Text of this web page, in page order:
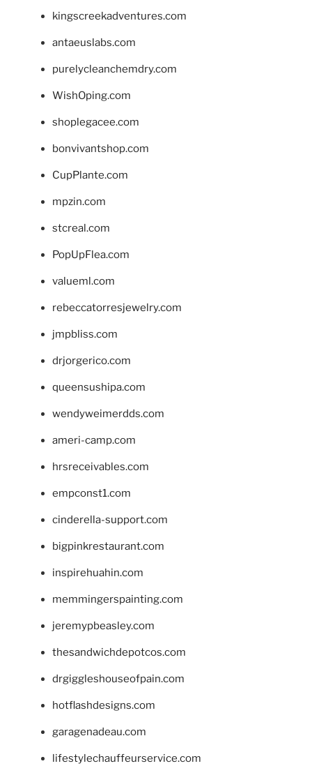
kingscreekadventures.com
antaeuslabs.com
purelycleanchemdry.com
WishOping.com
shoplegacee.com
bonvivantshop.com
CupPlante.com
mpzin.com
stcreal.com
PopUpFlea.com
valueml.com
rebeccatorresjewelry.com
jmpbliss.com
drjorgerico.com
queensushipa.com
wendyweimerdds.com
ameri-camp.com
hrsreceivables.com
empconst1.com
cinderella-support.com
bigpinkrestaurant.com
inspirehuahin.com
memmingerspainting.com
jeremypbeasley.com
thesandwichdepotcos.com
drgiggleshouseofpain.com
hotflashdesigns.com
garagenadeau.com
lifestylechauffeurservice.com